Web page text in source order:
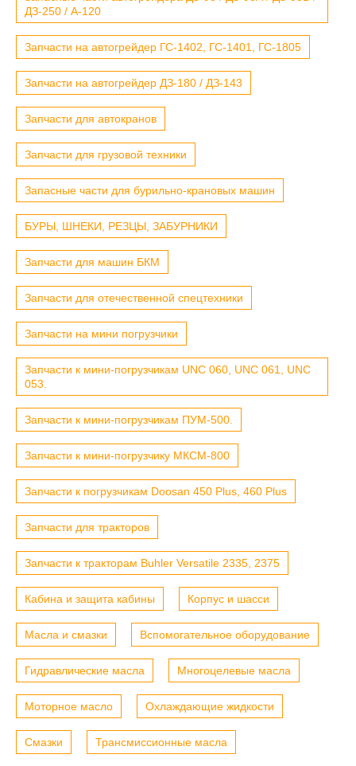
ДЗ-250 / А-120
Запчасти на автогрейдер ГС-1402, ГС-1401, ГС-1805
Запчасти на автогрейдер ДЗ-180 / ДЗ-143
Запчасти для автокранов
Запчасти для грузовой техники
Запасные части для бурильно-крановых машин
БУРЫ, ШНЕКИ, РЕЗЦЫ, ЗАБУРНИКИ
Запчасти для машин БКМ
Запчасти для отечественной спецтехники
Запчасти на мини погрузчики
Запчасти к мини-погрузчикам UNC 060, UNC 061, UNC
053.
Запчасти к мини-погрузчикам ПУМ-500.
Запчасти к мини-погрузчику МКСМ-800
Запчасти к погрузчикам Doosan 450 Plus, 460 Plus
Запчасти для тракторов
Запчасти к тракторам Buhler Versatile 2335, 2375
Кабина и защита кабины Корпус и шасси
Масла и смазки Вспомогательное оборудование
Гидравлические масла Многоцелевые масла
Моторное масло Охлаждающие жидкости
Смазки Трансмиссионные масла